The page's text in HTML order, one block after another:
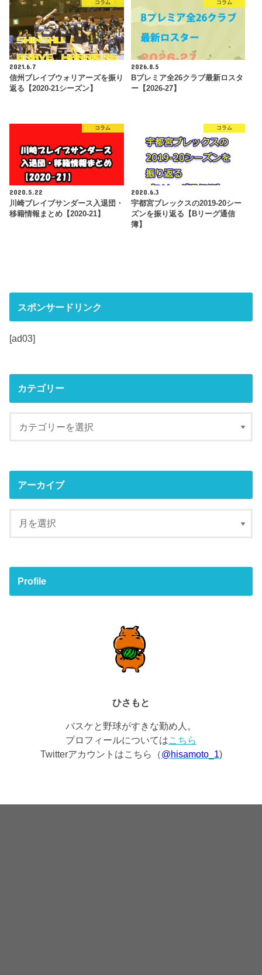
コラム
2021.6.7
信州ブレイブウォリアーズを振り
返る【2020-21シーズン】
コラム
2026.8.5
Bプレミア全26クラブ最新ロスタ
ー【2026-27】
コラム
2020.5.22
川崎ブレイブサンダース入退団・
移籍情報まとめ【2020-21】
コラム
2020.6.3
宇都宮ブレックスの2019-20シー
ズンを振り返る【Bリーグ通信
簿】
スポンサードリンク
[ad03]
カテゴリー
アーカイブ
Profile
ひさもと
バスケと野球がすきな勤め人。
プロフィールについてはこちら
Twitterアカウントはこちら（@hisamoto_1)